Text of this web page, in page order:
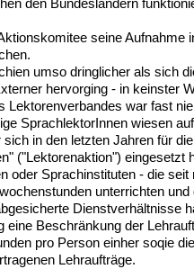
den Bundesländern
seine Aufnahme
umso dringlicher als sich
hervorging - in keinster
Lektorenverbandes war fast
SprachlektorInnen wiesen
in den letzten Jahren für
("Lektorenaktion") eingesetzt
oder Sprachinstituten - die
unterrichten
Dienstverhältnisse
eine Beschränkung der
pro Person einher soqie
Lehraufträge.